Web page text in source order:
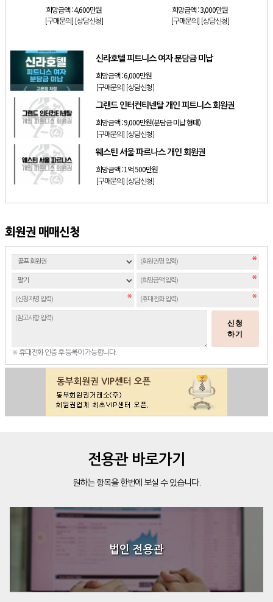
희망금액 :4,600만원
[구매문의] [상담신청]
희망금액 :3,000만원
[구매문의] [상담신청]
신라호텔 피트니스 여자 분담금 미납
희망금액 :6,000만원
[구매문의] [상담신청]
그랜드 인터컨티넨탈 개인 피트니스 회원권
희망금액 :9,000만원(분담금 미납 형태)
[구매문의] [상담신청]
웨스틴 서울 파르나스 개인 회원권
희망금액 :1억 500만원
[구매문의] [상담신청]
회원권 매매신청
신청
하기
※ 휴대전화 인증 후 등록이 가능합니다.
전용관 바로가기
원하는 항목을 한번에 보실 수 있습니다.
법인 전용관